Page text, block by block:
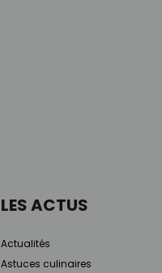
LES ACTUS
Actualités
Astuces culinaires